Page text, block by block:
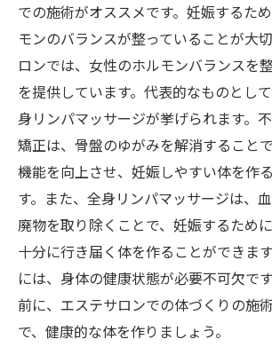
での施術がオススメです。妊娠するた
モンのバランスが整っていることが大
ロンでは、女性のホルモンバランスを
を提供しています。代表的なものとし
身リンパマッサージが挙げられます。
矯正は、骨盤のゆがみを解消すること
機能を向上させ、妊娠しやすい体を作
す。また、全身リンパマッサージは、
廃物を取り除くことで、妊娠するため
十分に行き届く体を作ることができま
には、身体の健康状態が必要不可欠で
前に、エステサロンでの体づくりの施
で、健康的な体を作りましょう。